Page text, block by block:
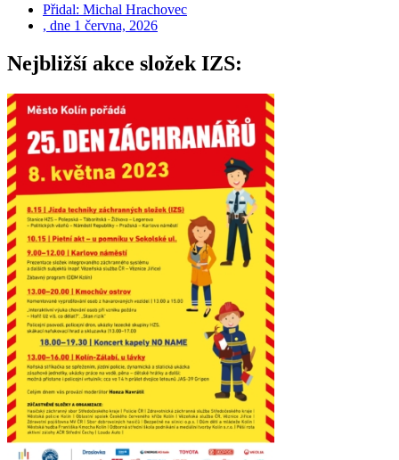
Přidal: Michal Hrachovec
, dne 1 června, 2026
Nejbližší akce složek IZS: